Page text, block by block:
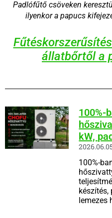
Padlófűtő csöveken
ilyenkor a papucs
állatbőrtől a
100%-
kW,
100%-
készítés,
lemezes